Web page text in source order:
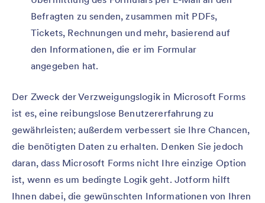
Befragten zu senden, zusammen mit PDFs,
Tickets, Rechnungen und mehr, basierend auf
den Informationen, die er im Formular
angegeben hat.
Der Zweck der Verzweigungslogik in Microsoft Forms
ist es, eine reibungslose Benutzererfahrung zu
gewährleisten; außerdem verbessert sie Ihre Chancen,
die benötigten Daten zu erhalten. Denken Sie jedoch
daran, dass Microsoft Forms nicht Ihre einzige Option
ist, wenn es um bedingte Logik geht. Jotform hilft
Ihnen dabei, die gewünschten Informationen von Ihren